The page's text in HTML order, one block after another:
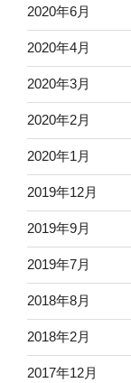
2020年6月
2020年4月
2020年3月
2020年2月
2020年1月
2019年12月
2019年9月
2019年7月
2018年8月
2018年2月
2017年12月